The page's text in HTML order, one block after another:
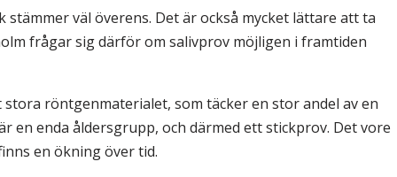
stämmer väl överens. Det är också mycket lättare att ta
frågar sig därför om salivprov möjligen i framtiden
röntgenmaterialet, som täcker en stor andel av en
en enda åldersgrupp, och därmed ett stickprov. Det vore
en ökning över tid.